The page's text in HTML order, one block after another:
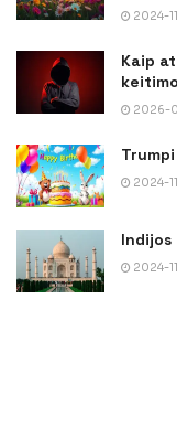
2024-
Kaip
2026-
2024-
Indijos
2024-